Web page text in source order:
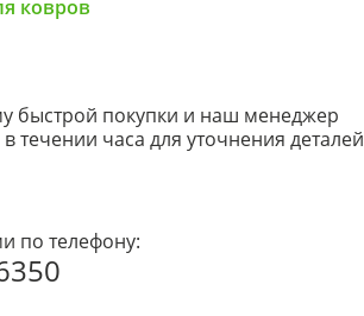
ковров
быстрой покупки и наш менеджер
течении часа для уточнения деталей
по телефону: